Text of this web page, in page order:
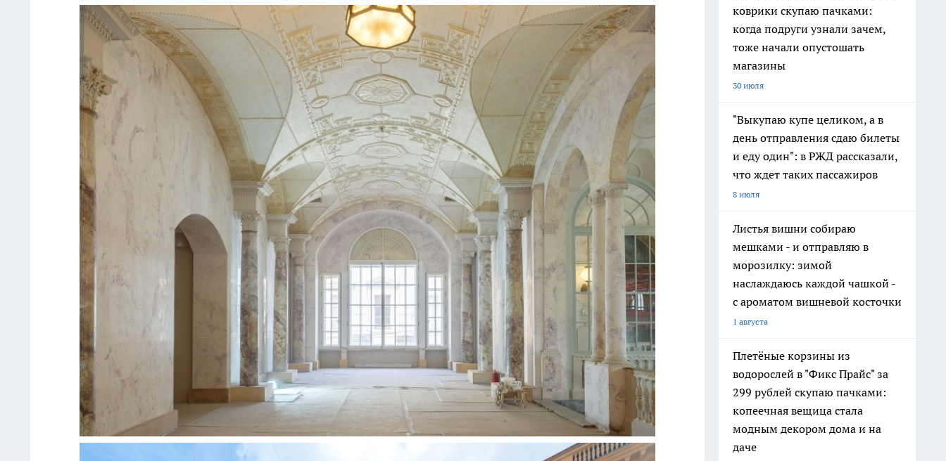
коврики скупаю пачками:
когда подруги узнали зачем,
тоже начали опустошать
магазины
30 июля
"Выкупаю купе целиком, а в
день отправления сдаю билеты
и еду один": в РЖД рассказали,
что ждет таких пассажиров
8 июля
Листья вишни собираю
мешками - и отправляю в
морозилку: зимой
наслаждаюсь каждой чашкой -
с ароматом вишневой косточки
1 августа
Плетёные корзины из
водорослей в "Фикс Прайс" за
299 рублей скупаю пачками:
копеечная вещица стала
модным декором дома и на
даче